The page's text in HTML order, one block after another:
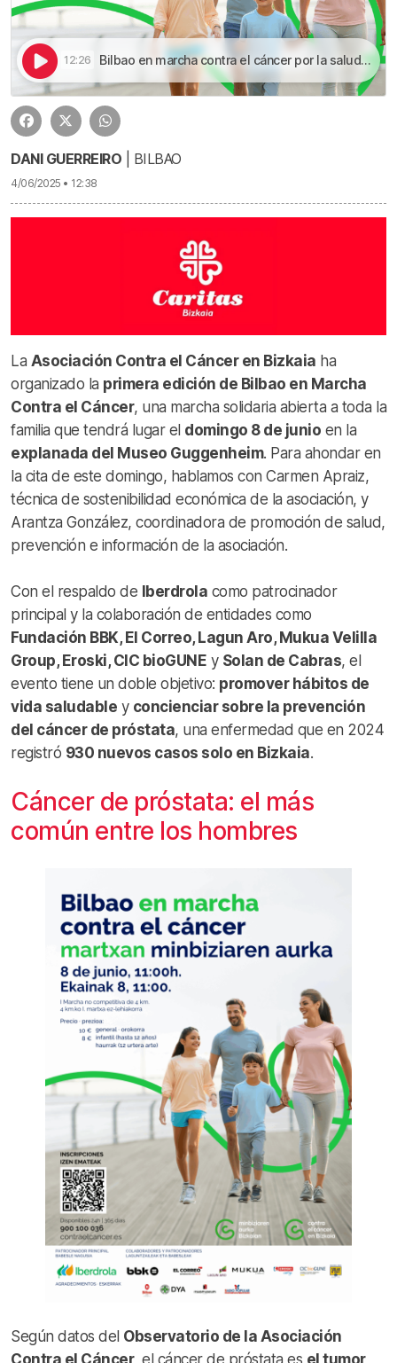
12:26 Bilbao en marcha contra el cáncer por la salud masculina | Bilbao en marcha contra el cáncer por la salud masculina
DANI GUERREIRO | BILBAO
4/06/2025 • 12:38
La Asociación Contra el Cáncer en Bizkaia ha
organizado la primera edición de Bilbao en Marcha
Contra el Cáncer, una marcha solidaria abierta a toda la
familia que tendrá lugar el domingo 8 de junio en la
explanada del Museo Guggenheim. Para ahondar en
la cita de este domingo, hablamos con Carmen Apraiz,
técnica de sostenibilidad económica de la asociación, y
Arantza González, coordinadora de promoción de salud,
prevención e información de la asociación.
Con el respaldo de Iberdrola como patrocinador
principal y la colaboración de entidades como
Fundación BBK, El Correo, Lagun Aro, Mukua Velilla
Group, Eroski, CIC bioGUNE y Solan de Cabras, el
evento tiene un doble objetivo: promover hábitos de
vida saludable y concienciar sobre la prevención
del cáncer de próstata, una enfermedad que en 2024
registró 930 nuevos casos solo en Bizkaia.
Cáncer de próstata: el más
común entre los hombres
Según datos del Observatorio de la Asociación